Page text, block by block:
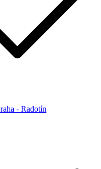
- Radotín